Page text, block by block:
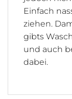
Einfach
ziehen.
gibts
und auch
dabei.